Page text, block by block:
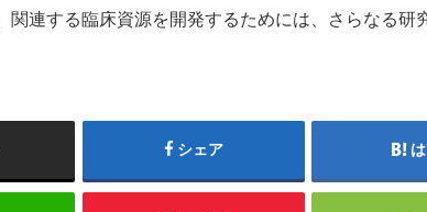
関連する臨床資源を開発するためには、さらなる研
シェア